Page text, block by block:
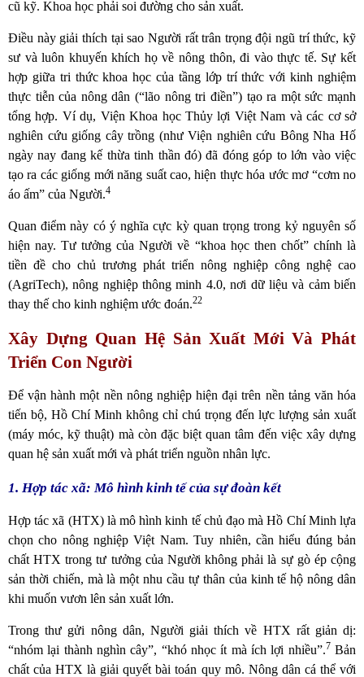
cũ kỹ. Khoa học phải soi đường cho sản xuất.
Điều này giải thích tại sao Người rất trân trọng đội ngũ trí thức, kỹ
sư và luôn khuyến khích họ về nông thôn, đi vào thực tế. Sự kết
hợp giữa tri thức khoa học của tầng lớp trí thức với kinh nghiệm
thực tiễn của nông dân (“lão nông tri điền”) tạo ra một sức mạnh
tổng hợp. Ví dụ, Viện Khoa học Thủy lợi Việt Nam và các cơ sở
nghiên cứu giống cây trồng (như Viện nghiên cứu Bông Nha Hố
ngày nay đang kế thừa tinh thần đó) đã đóng góp to lớn vào việc
tạo ra các giống mới năng suất cao, hiện thực hóa ước mơ “cơm no
áo ấm” của Người.4
Quan điểm này có ý nghĩa cực kỳ quan trọng trong kỷ nguyên số
hiện nay. Tư tưởng của Người về “khoa học then chốt” chính là
tiền đề cho chủ trương phát triển nông nghiệp công nghệ cao
(AgriTech), nông nghiệp thông minh 4.0, nơi dữ liệu và cảm biến
thay thế cho kinh nghiệm ước đoán.22
Xây Dựng Quan Hệ Sản Xuất Mới Và Phát
Triển Con Người
Để vận hành một nền nông nghiệp hiện đại trên nền tảng văn hóa
tiến bộ, Hồ Chí Minh không chỉ chú trọng đến lực lượng sản xuất
(máy móc, kỹ thuật) mà còn đặc biệt quan tâm đến việc xây dựng
quan hệ sản xuất mới và phát triển nguồn nhân lực.
1. Hợp tác xã: Mô hình kinh tế của sự đoàn kết
Hợp tác xã (HTX) là mô hình kinh tế chủ đạo mà Hồ Chí Minh lựa
chọn cho nông nghiệp Việt Nam. Tuy nhiên, cần hiểu đúng bản
chất HTX trong tư tưởng của Người không phải là sự gò ép cộng
sản thời chiến, mà là một nhu cầu tự thân của kinh tế hộ nông dân
khi muốn vươn lên sản xuất lớn.
Trong thư gửi nông dân, Người giải thích về HTX rất giản dị:
“nhóm lại thành nghìn cây”, “khó nhọc ít mà ích lợi nhiều”.7 Bản
chất của HTX là giải quyết bài toán quy mô. Nông dân cá thể với